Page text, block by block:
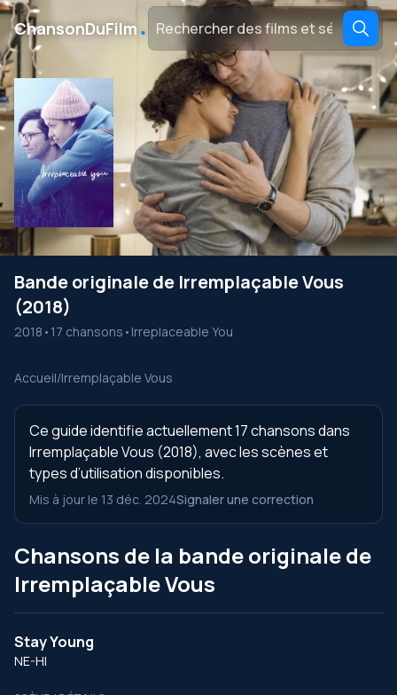
ChansonDuFilm ․
Bande originale de Irremplaçable Vous
(2018)
2018 • 17 chansons • Irreplaceable You
Accueil/Irremplaçable Vous
Ce guide identifie actuellement 17 chansons dans
Irremplaçable Vous (2018), avec les scènes et
types d’utilisation disponibles.
Mis à jour le 13 déc. 2024Signaler une correction
Chansons de la bande originale de
Irremplaçable Vous
Stay Young
NE-HI